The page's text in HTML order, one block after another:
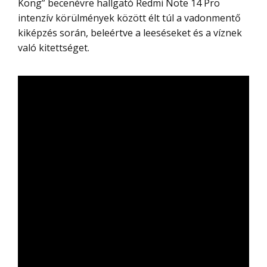
Kong” becenévre hallgató Redmi Note 14 Pro
intenzív körülmények között élt túl a vadonmentő
kiképzés során, beleértve a leeséseket és a víznek
való kitettséget.